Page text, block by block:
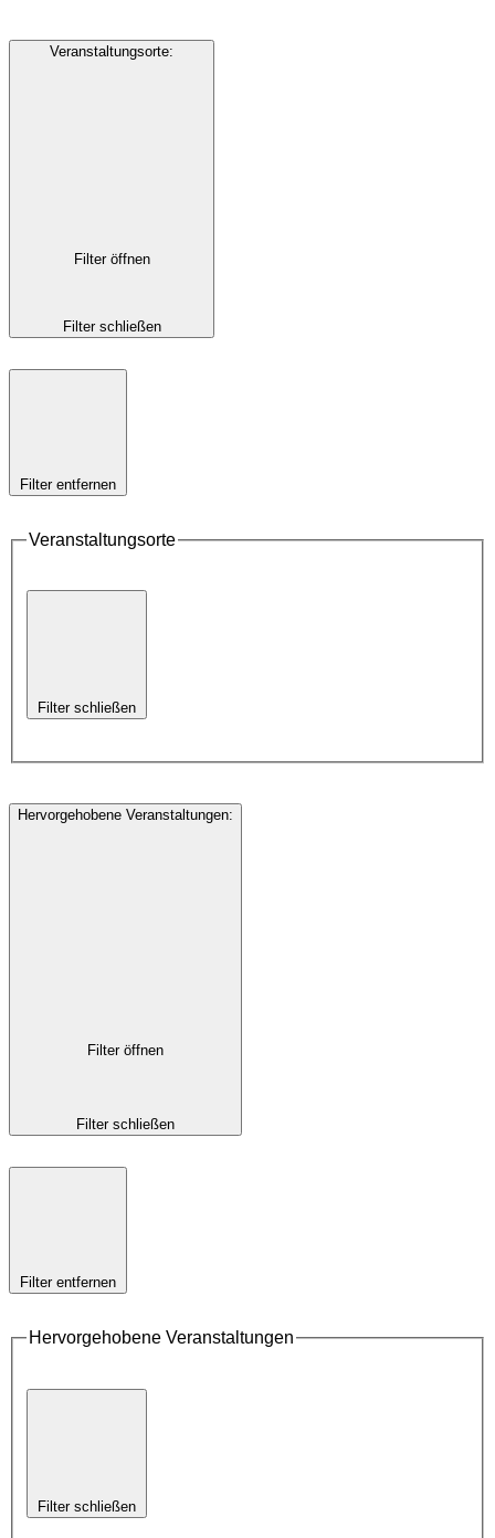
Veranstaltungsorte:
Filter öffnen
Filter schließen
Filter entfernen
Veranstaltungsorte
Filter schließen
Hervorgehobene Veranstaltungen:
Filter öffnen
Filter schließen
Filter entfernen
Hervorgehobene Veranstaltungen
Filter schließen